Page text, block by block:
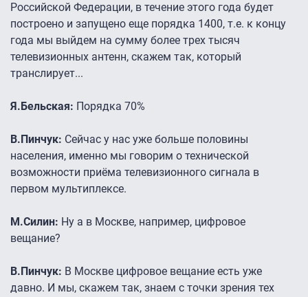
Российской Федерации, в течение этого года будет
построено и запущено еще порядка 1400, т.е. к концу
года мы выйдем на сумму более трех тысяч
телевизионных антенн, скажем так, который
транслирует...
Я.Бельская: Порядка 70%
В.Пинчук: Сейчас у нас уже больше половины
населения, именно мы говорим о технической
возможности приёма телевизионного сигнала в
первом мультиплексе.
М.Силин: Ну а в Москве, например, цифровое
вещание?
В.Пинчук: В Москве цифровое вещание есть уже
давно. И мы, скажем так, знаем с точки зрения тех